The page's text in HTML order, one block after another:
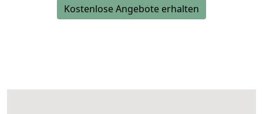
Kostenlose Angebote erhalten